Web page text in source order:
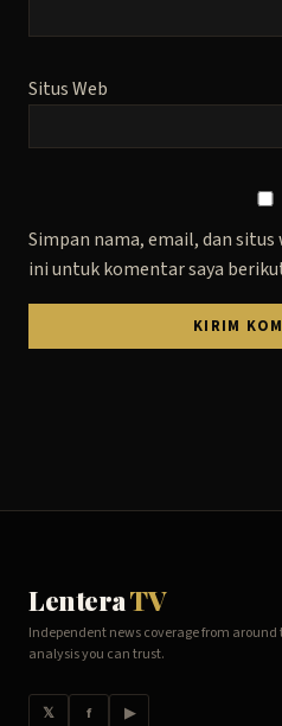
Situs Web
Simpan nama, email, dan situs
ini untuk komentar saya
LenteraTV
Independent news coverage from
analysis you can trust.
𝕏 f ▶